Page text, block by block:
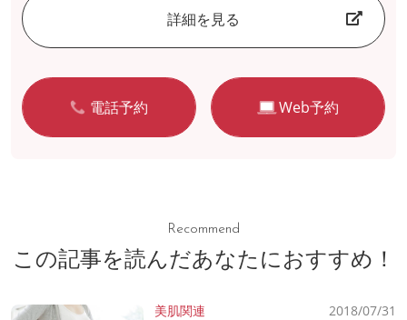
詳細を見る
電話予約 Web予約
Recommend
この記事を読んだあなたにおすすめ！
美肌関連 2018/07/31